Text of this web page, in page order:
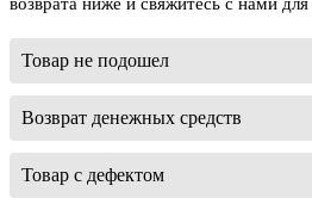
Товар не подошел
Возврат денежных средств
Товар с дефектом